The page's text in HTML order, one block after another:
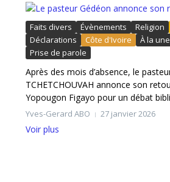
Faits divers Évènements Religion
Déclarations
Côte d'Ivoire À la une
Prise de parole
Après des mois d’absence, le
TCHETCHOUVAH annonce son
Yopougon Figayo pour un débat
Yves-Gerard ABO 27 janvier 2026
Voir plus